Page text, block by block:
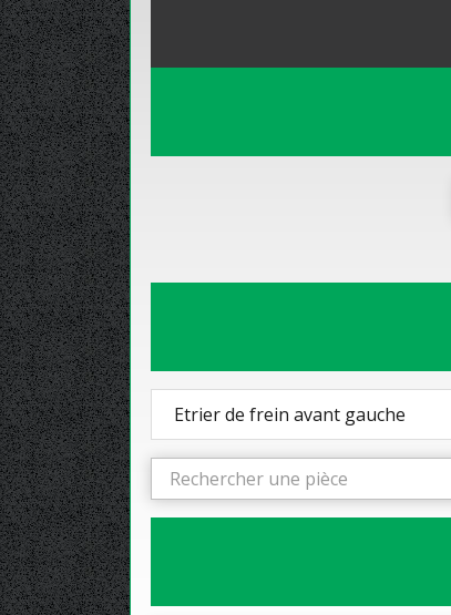
Etrier de frein avant gauche